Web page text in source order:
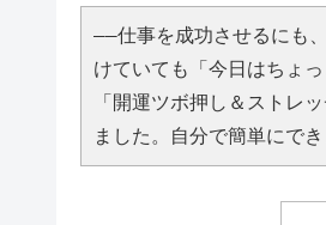
――仕事を成功させるにも
けていても「今日はちょ
「開運ツボ押し＆ストレ
ました。自分で簡単にで